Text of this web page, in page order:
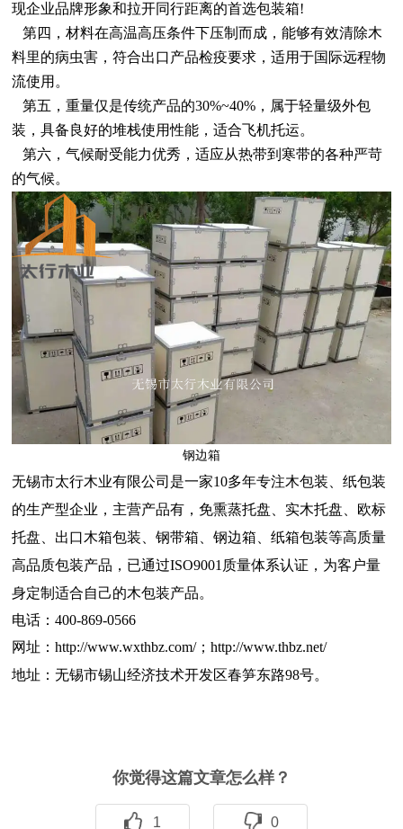
现企业品牌形象和拉开同行距离的首选包装箱!
第四，材料在高温高压条件下压制而成，能够有效清除木
料里的病虫害，符合出口产品检疫要求，适用于国际远程物
流使用 。
第五，重量仅是传统产品的30%~40% ，属于轻量级外包
装，具备良好的堆栈使用性能，适合飞机托运。
第六，气候耐受能力优秀，适应从热带到寒带的各种严苛
的气候。
钢边箱
无锡市太行木业有限公司是一家10多年专注木包装、纸包装
的生产型企业，主营产品有， 免熏蒸托盘 实木托盘 、欧标
托盘、出口木箱包装、钢带箱 、钢边箱、纸箱包装等高质量
高品质包装产品，已通过ISO9001质量体系认证，为客户量
身定制适合自己的木包装产品。
电话：400-869-0566
网址：http://www.wxthbz.com/；http://www.thbz.net/
地址：无锡市锡山经济技术开发区春笋东路98号。
你觉得这篇文章怎么样？
1 0